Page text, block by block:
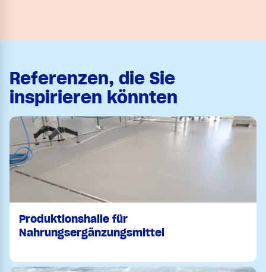
Referenzen, die Sie
inspirieren könnten
Produktionshalle für
Nahrungsergänzungsmittel